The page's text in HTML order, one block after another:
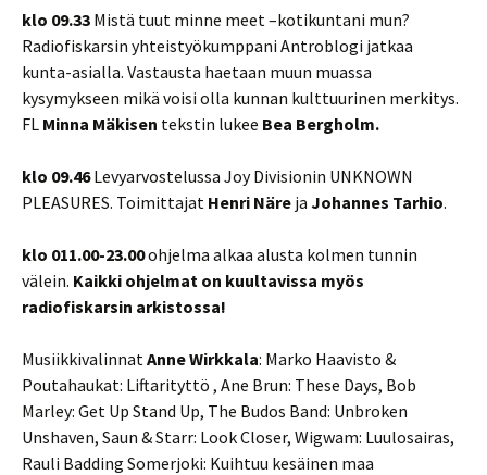
klo 09.33 Mistä tuut minne meet –kotikuntani mun?
Radiofiskarsin yhteistyökumppani Antroblogi jatkaa
kunta-asialla. Vastausta haetaan muun muassa
kysymykseen mikä voisi olla kunnan kulttuurinen merkitys.
FL Minna Mäkisen tekstin lukee Bea Bergholm.
klo 09.46Levyarvostelussa Joy Divisionin UNKNOWN
PLEASURES. Toimittajat Henri Näre ja Johannes Tarhio.
klo 011.00-23.00ohjelma alkaa alusta kolmen tunnin
välein. Kaikki ohjelmat on kuultavissa myös
radiofiskarsin arkistossa!
MusiikkivalinnatAnne Wirkkala: Marko Haavisto &
Poutahaukat: Liftarityttö , Ane Brun: These Days, Bob
Marley: Get Up Stand Up, The Budos Band: Unbroken
Unshaven, Saun & Starr: Look Closer, Wigwam: Luulosairas,
Rauli Badding Somerjoki: Kuihtuu kesäinen maa